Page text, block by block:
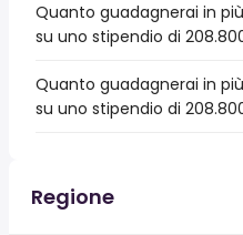
Quanto guadagnerai in
su uno stipendio di
Quanto guadagnerai in
su uno stipendio di
Regione